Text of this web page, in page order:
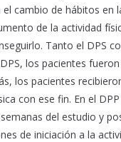
cambio de hábitos
de la actividad
Tanto el DPS
los pacientes
los pacientes
con ese fin. En el
del estudio y
de iniciación a la